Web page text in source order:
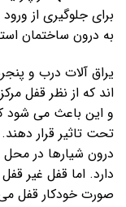
برای جلوگیری از
به درون ساختمان
یراق آلات درب و
اند که از نظر قفل
و این باعث می شود
تحت تاثیر قرار
درون شیارها در
دارد. اما قفل غیر
صورت خودکار قفل